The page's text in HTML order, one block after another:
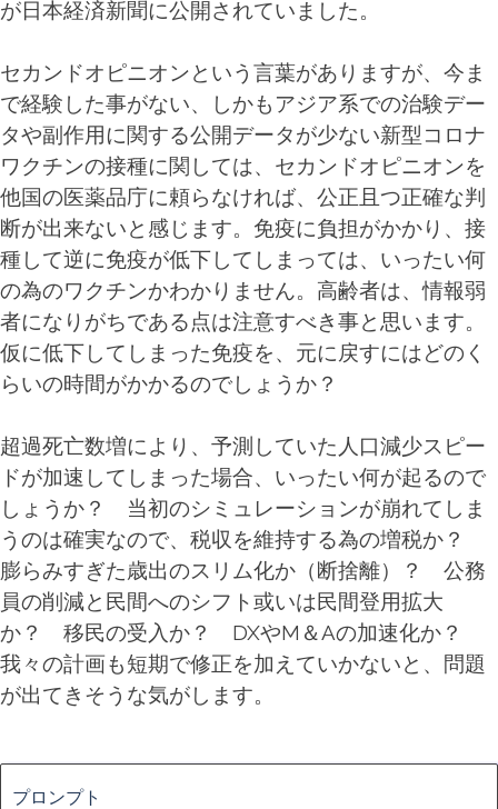
が日本経済新聞に公開されていました。
セカンドオピニオンという言葉がありますが、今ま
で経験した事がない、しかもアジア系での治験デー
タや副作用に関する公開データが少ない新型コロナ
ワクチンの接種に関しては、セカンドオピニオンを
他国の医薬品庁に頼らなければ、公正且つ正確な判
断が出来ないと感じます。免疫に負担がかかり、接
種して逆に免疫が低下してしまっては、いったい何
の為のワクチンかわかりません。高齢者は、情報弱
者になりがちである点は注意すべき事と思います。
仮に低下してしまった免疫を、元に戻すにはどのく
らいの時間がかかるのでしょうか？
超過死亡数増により、予測していた人口減少スピー
ドが加速してしまった場合、いったい何が起るので
しょうか？ 当初のシミュレーションが崩れてしま
うのは確実なので、税収を維持する為の増税か？
膨らみすぎた歳出のスリム化か（断捨離）？ 公務
員の削減と民間へのシフト或いは民間登用拡大
か？ 移民の受入か？ DXやM＆Aの加速化か？
我々の計画も短期で修正を加えていかないと、問題
が出てきそうな気がします。
ブロックをスキップ
プロンプト